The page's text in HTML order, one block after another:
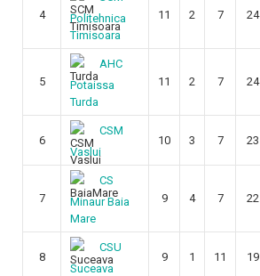
4
Politehnica
Timisoara
11 2 7 24
5
AHC
Potaissa
Turda
11 2 7 24
6
CSM
Vaslui
10 3 7 23
7
CS
Minaur Baia
Mare
9 4 7 22
8
CSU
Suceava
9 1 11 19